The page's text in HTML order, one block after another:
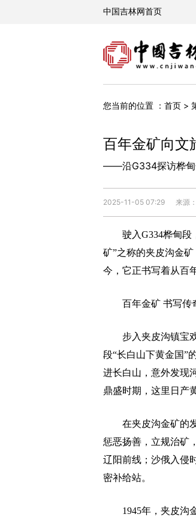
您当前的位置 ： 首页 >
百年金矿向文
——沿G334探访桦甸
2025-11-05 07:29 来源：
驶入G334桦甸段，
矿”之称的夹皮沟金
今，它正书写着从百
百年金矿 书写传
步入夹皮沟镇宝戏
段“长白山下黄金国”
进长白山，意外发现
鼎盛时期，这里日产
在夹皮沟金矿的发
惩恶扬善，立规治矿
辽阳前线；沙俄入侵
密补给站。
1945年，夹皮沟金